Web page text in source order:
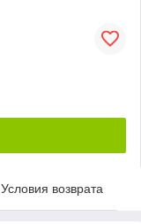
Условия возврата